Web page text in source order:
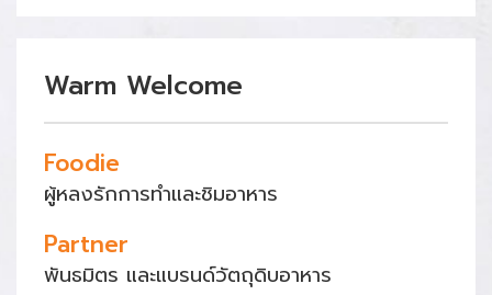
Warm Welcome
Foodie
ผู้หลงรักการทำและชิมอาหาร
Partner
พันธมิตร และแบรนด์วัตถุดิบอาหาร